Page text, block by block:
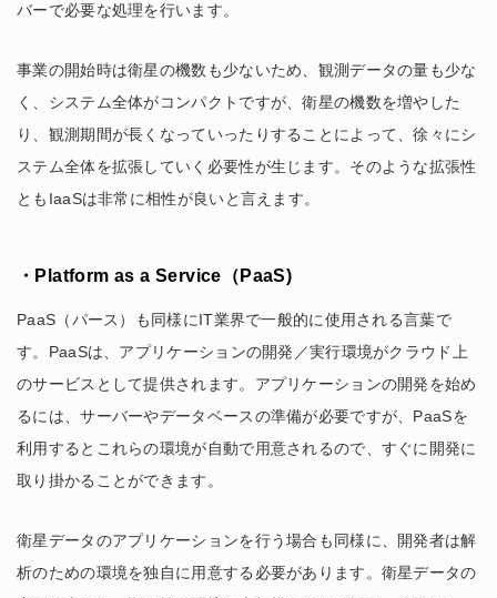
バーで必要な処理を行います。
事業の開始時は衛星の機数も少ないため、観測データの量も少な
く、システム全体がコンパクトですが、衛星の機数を増やした
り、観測期間が長くなっていったりすることによって、徐々にシ
ステム全体を拡張していく必要性が生じます。そのような拡張性
ともIaaSは非常に相性が良いと言えます。
・Platform as a Service（PaaS)
PaaS（パース）も同様にIT業界で一般的に使用される言葉で
す。PaaSは、アプリケーションの開発／実行環境がクラウド上
のサービスとして提供されます。アプリケーションの開発を始め
るには、サーバーやデータベースの準備が必要ですが、PaaSを
利用するとこれらの環境が自動で用意されるので、すぐに開発に
取り掛かることができます。
衛星データのアプリケーションを行う場合も同様に、開発者は解
析のための環境を独自に用意する必要があります。衛星データの